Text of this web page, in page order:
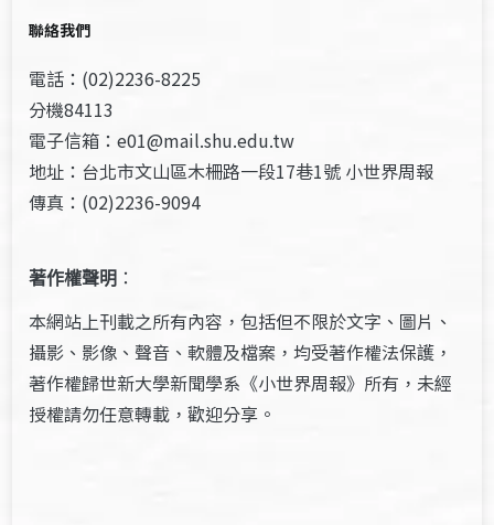
聯絡我們
電話：(02)2236-8225
分機84113
電子信箱：e01@mail.shu.edu.tw
地址：台北市文山區木柵路一段17巷1號 小世界周報
傳真：(02)2236-9094
著作權聲明 ：
本網站上刊載之所有內容，包括但不限於文字、圖片、
攝影、影像、聲音、軟體及檔案，均受著作權法保護，
著作權歸世新大學新聞學系《小世界周報》所有，未經
授權請勿任意轉載，歡迎分享。